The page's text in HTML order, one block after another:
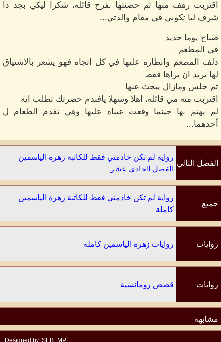
اقتربت رهف منها ثم حضنتها بفرح قائله، شكرا ليكي بجد دا
شرف ليا تكوني في مقام والدتي...
صباح يوما جديد
في المطعم
دلف المطعم وانظاره عليها في كل اتجاه فهو يشعر بالاشتياق
لها يريد ان يراها فقط
ثم جلس ومازال يبحث عنها
اقتربت منه مي قائله، اهلا وسهلا يافندم حضرتك تطلب ايه
لم يهتم بها حينما وقعت عيناه عليها وهي تقدم الطعام ل
أحدهما...
الفصل التالي
رواية لم تكن خادمتي فقط للكاتبة زهرة الياسمين
الفصل الحادي عشر
جميع
رواية لم تكن خادمتي فقط للكاتبة زهرة الياسمين
كاملة
روايات روايات زهرة الياسمين كاملة
روايات
مشابهة
قصص رومانسية
Designed by: SEB_MP